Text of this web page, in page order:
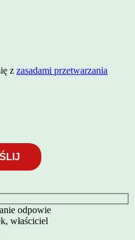
z zasadami przetwarzania
odpowie
właściciel